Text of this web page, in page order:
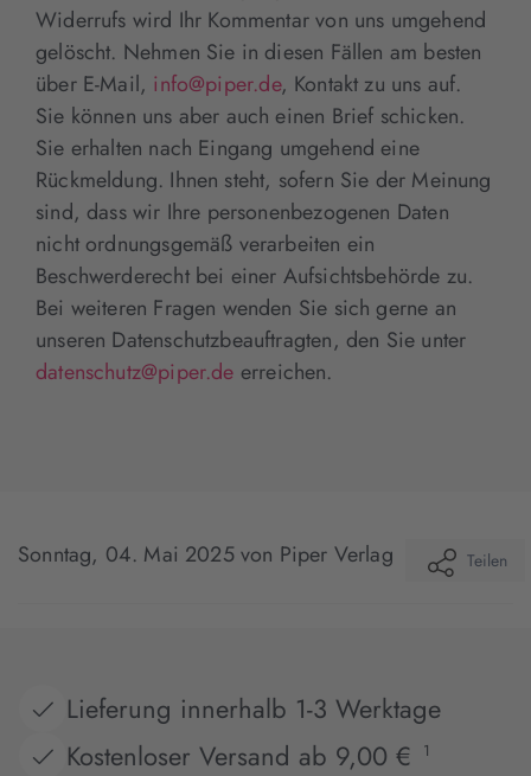
Widerrufs wird Ihr Kommentar von uns umgehend
gelöscht. Nehmen Sie in diesen Fällen am besten
über E-Mail, info@piper.de, Kontakt zu uns auf.
Sie können uns aber auch einen Brief schicken.
Sie erhalten nach Eingang umgehend eine
Rückmeldung. Ihnen steht, sofern Sie der Meinung
sind, dass wir Ihre personenbezogenen Daten
nicht ordnungsgemäß verarbeiten ein
Beschwerderecht bei einer Aufsichtsbehörde zu.
Bei weiteren Fragen wenden Sie sich gerne an
unseren Datenschutzbeauftragten, den Sie unter
datenschutz@piper.de erreichen.
Sonntag, 04. Mai 2025von Piper Verlag Teilen
Lieferung innerhalb 1-3 Werktage
Kostenloser Versand ab 9,00 €
1